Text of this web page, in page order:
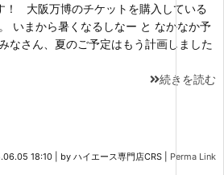
！ 大阪万博のチケットを購入している
いまから暑くなるしなー と なかなか予
なさん、夏のご予定はもう計画しました
続きを読む
18:10 by ハイエース専門店CRS Perma Link